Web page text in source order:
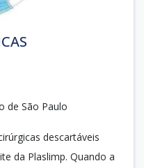
de São Paulo
descartáveis
da Plaslimp. Quando a